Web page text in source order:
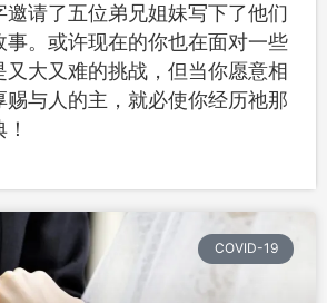
邀请了五位弟兄姐妹写下了他们
事。或许现在的你也在面对一些
又大又难的挑战，但当你愿意相
赐与人的主，就必使你经历祂那
COVID-19